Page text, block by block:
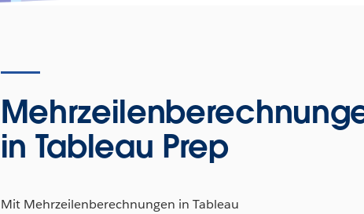
in Tableau Prep
Mit Mehrzeilenberechnungen in Tableau